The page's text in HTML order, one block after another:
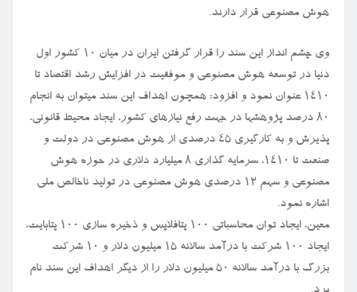
هوش مصنوعی قرار دارند.
وی چشم انداز این سند را قرار گرفتن ایران در میان ۱۰ کشور اول
دنیا در توسعه هوش مصنوعی و موفقیت در افزایش رشد اقتصاد تا
۱۴۱۰ عنوان نمود و افزود: همچون اهداف این سند میتوان به انجام
۸۰ درصد پژوهشها در جهت رفع نیازهای کشور، ایجاد محیط قانونی،
پذیرش و به کارگیری ۴۵ درصدی از هوش مصنوعی در دولت و
صنعت تا ۱۴۱۰، سرمایه گذاری ۸ میلیارد دلاری در حوزه هوش
مصنوعی و سهم ۱۲ درصدی هوش مصنوعی در تولید ناخالص ملی
اشاره نمود.
معین، ایجاد توان محاسباتی ۱۰۰ پتافلاپس و ذخیره سازی ۱۰۰ پتابایت،
ایجاد ۱۰۰ شرکت با درآمد سالانه ۱۵ میلیون دلار و ۱۰ شرکت
بزرگ با درآمد سالانه ۵۰ میلیون دلار را از دیگر اهداف این سند نام